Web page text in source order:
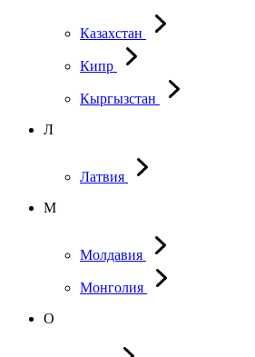
Казахстан
Кипр
Кыргызстан
Л
Латвия
М
Молдавия
Монголия
О